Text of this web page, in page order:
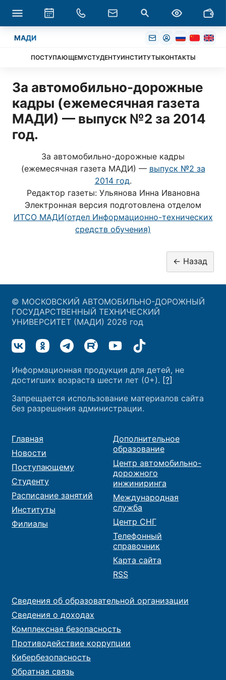
МАДИ
ПОСТУПАЮЩЕМУСТУДЕНТУИНСТИТУТЫКОНТАКТЫ
За автомобильно-дорожные
кадры (ежемесячная газета
МАДИ) — выпуск №2 за 2014
год.
За автомобильно-дорожные кадры
(ежемесячная газета МАДИ) — выпуск №2 за
2014 год.
Редактор газеты: Ульянова Инна Ивановна
Электронная версия подготовлена отделом
ИТСО МАДИ(отдел Информационно-технических
средств обучения)
© МОСКОВСКИЙ АВТОМОБИЛЬНО-ДОРОЖНЫЙ
ГОСУДАРСТВЕННЫЙ ТЕХНИЧЕСКИЙ
УНИВЕРСИТЕТ (МАДИ) 2026 год
Информационная продукция для детей, не
достигших возраста шести лет (0+). [?]
Запрещается использование материалов сайта
без разрешения администрации.
Главная
Новости
Поступающему
Студенту
Расписание занятий
Институты
Филиалы
Дополнительное
образование
Центр автомобильно-
дорожного
инжиниринга
Международная
служба
Центр СНГ
Телефонный
справочник
Карта сайта
RSS
Сведения об образовательной организации
Сведения о доходах
Комплексная безопасность
Противодействие коррупции
Кибербезопасность
Обратная связь